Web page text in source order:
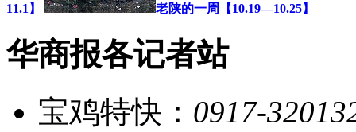
11.1】 老陕的一周【10.19—10.25】
华商报各记者站
宝鸡特快： 0917-